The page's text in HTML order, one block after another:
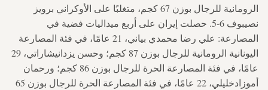
الرومانية للرجال بوزن 67 كجم، متغلبًا على الأوكراني برويز
نصيبوف 6-5. حصلت إيران على أربع ميداليات فضية في
المصارعة: علي رضا محمدي بياني، 21 عامًا، في فئة المصارعة
اليونانية الرومانية للرجال بوزن 87 كجم؛ وحسن يزدانيشاراتي، 29
عامًا، في فئة المصارعة الحرة للرجال بوزن 86 كجم؛ ورحمان
أموزادخليلي، 22 عامًا، في فئة المصارعة الحرة للرجال بوزن 65